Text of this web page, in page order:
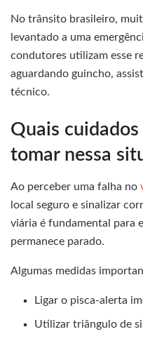
No trânsito brasileiro,
levantado a uma
condutores utilizam esse
aguardando guincho,
técnico.
Quais
tomar nessa
Ao perceber uma falha no
local seguro e sinalizar
viária é fundamental para
permanece parado.
Algumas medidas
Ligar o pisca-alerta
Utilizar triângulo de